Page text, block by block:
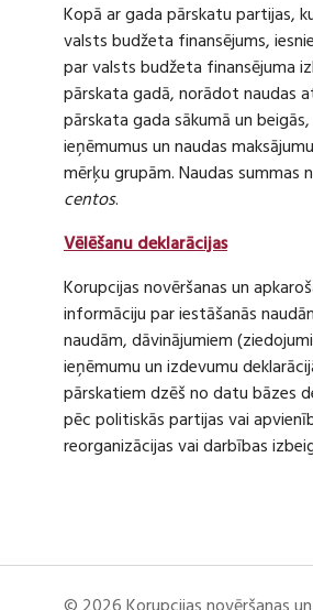
Kopā ar gada pārskatu partijas,
valsts budžeta finansējums,
par valsts budžeta finansējuma
pārskata gadā, norādot naudas
pārskata gada sākumā un
ieņēmumus un naudas
mērķu grupām. Naudas summas
centos.
Vēlēšanu deklarācijas
Korupcijas novēršanas un
informāciju par iestāšanās
naudām, dāvinājumiem
ieņēmumu un izdevumu
pārskatiem dzēš no datu bāzes
pēc politiskās partijas vai
reorganizācijas vai darbības